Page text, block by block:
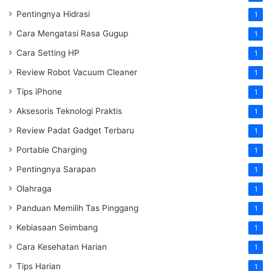
Pentingnya Hidrasi 1
Cara Mengatasi Rasa Gugup 1
Cara Setting HP 1
Review Robot Vacuum Cleaner 1
Tips iPhone 1
Aksesoris Teknologi Praktis 1
Review Padat Gadget Terbaru 1
Portable Charging 1
Pentingnya Sarapan 1
Olahraga 1
Panduan Memilih Tas Pinggang 1
Kebiasaan Seimbang 1
Cara Kesehatan Harian 1
Tips Harian 1